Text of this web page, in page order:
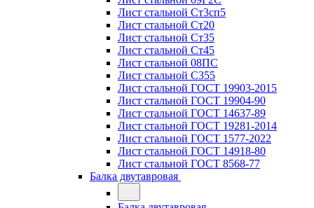
Лист стальной Ст3сп5
Лист стальной Ст20
Лист стальной Ст35
Лист стальной Ст45
Лист стальной 08ПС
Лист стальной С355
Лист стальной ГОСТ 19903-2015
Лист стальной ГОСТ 19904-90
Лист стальной ГОСТ 14637-89
Лист стальной ГОСТ 19281-2014
Лист стальной ГОСТ 1577-2022
Лист стальной ГОСТ 14918-80
Лист стальной ГОСТ 8568-77
Балка двутавровая